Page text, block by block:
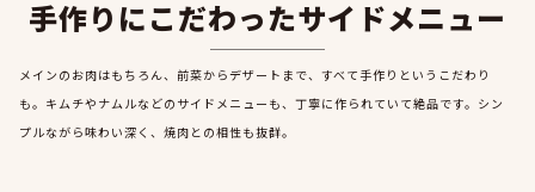
手作りにこだわったサイドメニュー
メインのお肉はもちろん、前菜からデザートまで、すべて手作りというこだわり
も。キムチやナムルなどのサイドメニューも、丁寧に作られていて絶品です。シン
プルながら味わい深く、焼肉との相性も抜群。